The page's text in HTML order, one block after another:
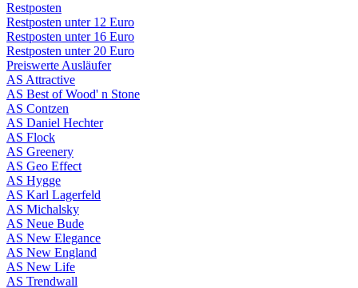
Restposten
Restposten unter 12 Euro
Restposten unter 16 Euro
Restposten unter 20 Euro
Preiswerte Ausläufer
AS Attractive
AS Best of Wood' n Stone
AS Contzen
AS Daniel Hechter
AS Flock
AS Greenery
AS Geo Effect
AS Hygge
AS Karl Lagerfeld
AS Michalsky
AS Neue Bude
AS New Elegance
AS New England
AS New Life
AS Trendwall